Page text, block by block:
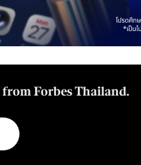
Forbes Thailand.